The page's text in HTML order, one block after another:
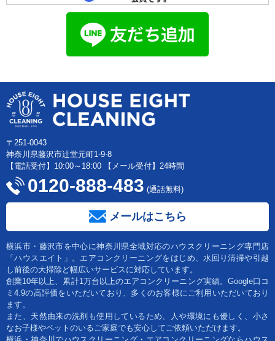
〒251-0043
神奈川県藤沢市辻堂元町1-9-8
【電話受付】10:00～18:00 【メール受付】24時間
0120-888-483 (通話無料)
メールはこちら
横浜市・藤沢市を中心に神奈川県全域対応のハウスクリーニング専門店
「ハウスエイト」。エアコンクリーニングをはじめ、水回り清掃や引越
し前後の大掃除ど幅広いサービスに対応しています。
創業10年以上、累計1万台以上のエアコンクリーニング実績。Google口コ
ミ4.9の高評価をいただいており、多くのお客様にご利用いただいており
ます。
また、天然由来の洗剤も使用しているため、人や環境にも優しく、小さ
なお子様やペットのいるご家庭でも安心してご依頼いただけます。